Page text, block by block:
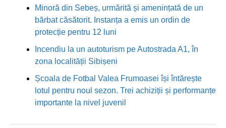
Minoră din Sebeș, urmărită și amenințată de un
bărbat căsătorit. Instanța a emis un ordin de
protecție pentru 12 luni
Incendiu la un autoturism pe Autostrada A1, în
zona localității Sibișeni
Școala de Fotbal Valea Frumoasei își întărește
lotul pentru noul sezon. Trei achiziții și performanțe
importante la nivel juvenil